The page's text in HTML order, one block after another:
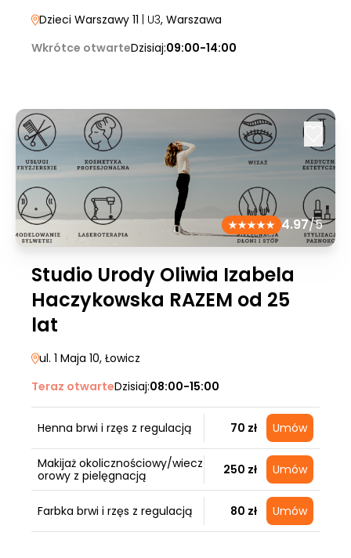
Dzieci Warszawy 11 | U3, Warszawa
Wkrótce otwarteDzisiaj:09:00-14:00
4.97/5
Studio Urody Oliwia Izabela
Haczykowska RAZEM od 25
lat
ul. 1 Maja 10, Łowicz
Teraz otwarteDzisiaj:08:00-15:00
Henna brwi i rzęs z regulacją 70 zł Umów
Makijaż okolicznościowy/wiecz
orowy z pielęgnacją
250 zł Umów
Farbka brwi i rzęs z regulacją 80 zł Umów